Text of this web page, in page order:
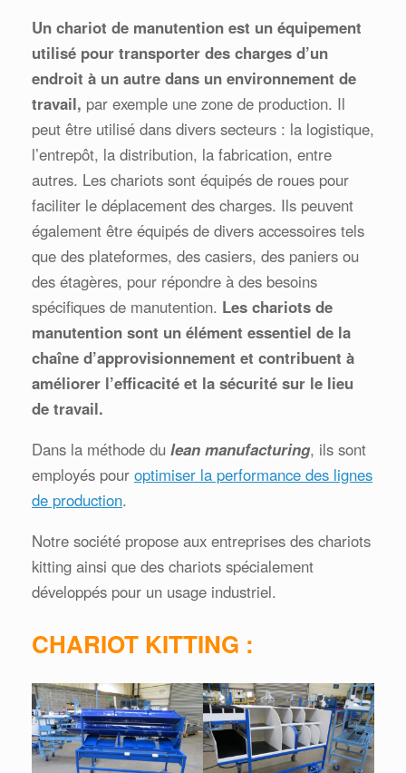
Un chariot de manutention est un équipement
utilisé pour transporter des charges d’un
endroit à un autre dans un environnement de
travail, par exemple une zone de production. Il
peut être utilisé dans divers secteurs : la logistique,
l’entrepôt, la distribution, la fabrication, entre
autres. Les chariots sont équipés de roues pour
faciliter le déplacement des charges. Ils peuvent
également être équipés de divers accessoires tels
que des plateformes, des casiers, des paniers ou
des étagères, pour répondre à des besoins
spécifiques de manutention. Les chariots de
manutention sont un élément essentiel de la
chaîne d’approvisionnement et contribuent à
améliorer l’efficacité et la sécurité sur le lieu
de travail.
Dans la méthode du lean manufacturing, ils sont
employés pour optimiser la performance des lignes
de production.
Notre société propose aux entreprises des chariots
kitting ainsi que des chariots spécialement
développés pour un usage industriel.
CHARIOT KITTING :